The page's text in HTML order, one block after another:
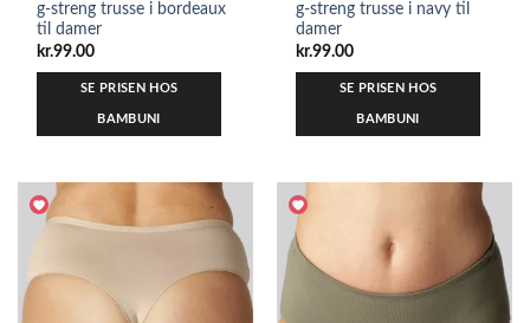
g-streng trusse i bordeaux
til damer
kr.99.00
SE PRISEN HOS
BAMBUNI
g-streng trusse i navy til
damer
kr.99.00
SE PRISEN HOS
BAMBUNI